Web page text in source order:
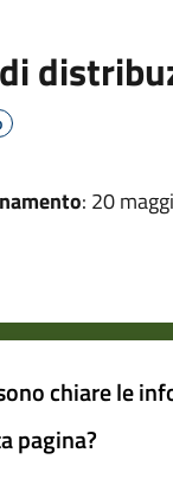
: 20
chiare le
pagina?